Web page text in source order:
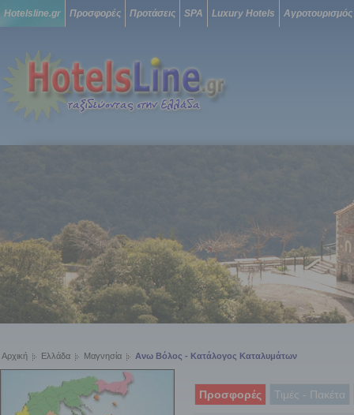
Hotelsline.gr Προσφορές Προτάσεις SPA Luxury Hotels Αγροτουρισμός
Αρχική Ελλάδα Μαγνησία Ανω Βόλος - Κατάλογος Καταλυμάτων
Προσφορές Τιμές - Πακέτα